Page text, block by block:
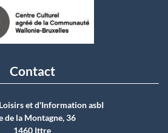
Contact
et d'Information asbI
de la Montagne, 36
1460 Ittre